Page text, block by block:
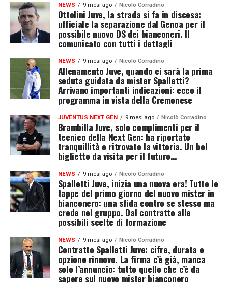
NEWS 9 mesi ago Nicolò Corradino
Ottolini Juve, la strada si fa in discesa:
ufficiale la separazione dal Genoa per il
possibile nuovo DS dei bianconeri. Il
comunicato con tutti i dettagli
NEWS 9 mesi ago Nicolò Corradino
Allenamento Juve, quando ci sarà la prima
seduta guidata da mister Spalletti?
Arrivano importanti indicazioni: ecco il
programma in vista della Cremonese
JUVENTUS NEXT GEN 9 mesi ago Nicolò Corradino
Brambilla Juve, solo complimenti per il
tecnico della Next Gen: ha riportato
tranquillità e ritrovato la vittoria. Un bel
biglietto da visita per il futuro…
NEWS 9 mesi ago Nicolò Corradino
Spalletti Juve, inizia una nuova era! Tutte le
tappe del primo giorno del nuovo mister in
bianconero: una sfida contro se stesso ma
crede nel gruppo. Dal contratto alle
possibili scelte di formazione
NEWS 9 mesi ago Nicolò Corradino
Contratto Spalletti Juve: cifre, durata e
opzione rinnovo. La firma c’è già, manca
solo l’annuncio: tutto quello che c’è da
sapere sul nuovo mister bianconero